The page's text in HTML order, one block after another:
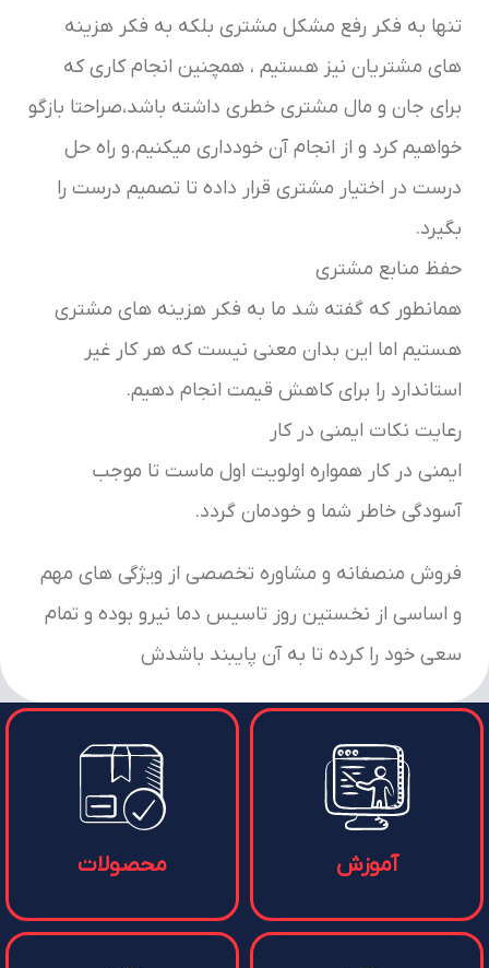
تنها به فکر رفع مشکل مشتری بلکه به فکر هزینه
های مشتریان نیز هستیم ، همچنین انجام کاری که
برای جان و مال مشتری خطری داشته باشد،صراحتا بازگو
خواهیم کرد و از انجام آن خودداری میکنیم.و راه حل
درست در اختیار مشتری قرار داده تا تصمیم درست را
بگیرد.
حفظ منابع مشتری
همانطور که گفته شد ما به فکر هزینه های مشتری
هستیم اما این بدان معنی نیست که هر کار غیر
استاندارد را برای کاهش قیمت انجام دهیم.
رعایت نکات ایمنی در کار
ایمنی در کار همواره اولویت اول ماست تا موجب
آسودگی خاطر شما و خودمان گردد.
فروش منصفانه و مشاوره تخصصی از ویژگی های مهم
و اساسی از نخستین روز تاسیس دما نیرو بوده و تمام
سعی خود را کرده تا به آن پایبند باشدش
آموزش محصولات